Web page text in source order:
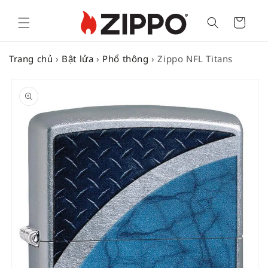
Cart
Trang chủ › Bật lửa › Phổ thông ›Zippo NFL Titans
PRODUCT
INFORMATION